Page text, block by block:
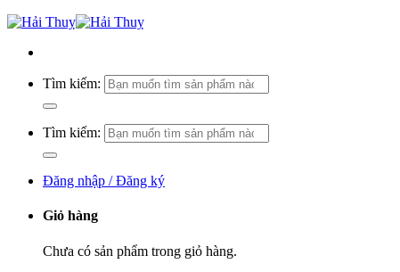
Tìm kiếm:
Tìm kiếm:
Đăng nhập / Đăng ký
Giỏ hàng
Chưa có sản phẩm trong giỏ hàng.